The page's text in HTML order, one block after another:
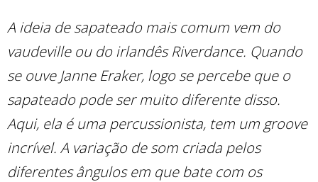
A ideia de sapateado mais comum vem do
vaudeville ou do irlandês Riverdance. Quando
se ouve Janne Eraker, logo se percebe que o
sapateado pode ser muito diferente disso.
Aqui, ela é uma percussionista, tem um groove
incrível. A variação de som criada pelos
diferentes ângulos em que bate com os